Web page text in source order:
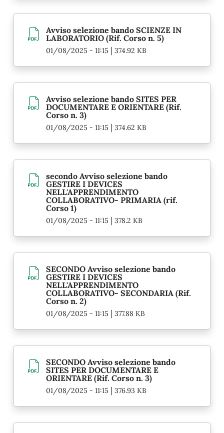
Avviso selezione bando SCIENZE IN
LABORATORIO (Rif. Corso n. 5)
01/08/2025 - 11:15 | 374.92 KB
Avviso selezione bando SITES PER
DOCUMENTARE E ORIENTARE (Rif.
Corso n. 3)
01/08/2025 - 11:15 | 374.62 KB
secondo Avviso selezione bando
GESTIRE I DEVICES
NELL'APPRENDIMENTO
COLLABORATIVO- PRIMARIA (rif.
Corso 1)
01/08/2025 - 11:15 | 378.2 KB
SECONDO Avviso selezione bando
GESTIRE I DEVICES
NELL'APPRENDIMENTO
COLLABORATIVO- SECONDARIA (Rif.
Corso n. 2)
01/08/2025 - 11:15 | 377.88 KB
SECONDO Avviso selezione bando
SITES PER DOCUMENTARE E
ORIENTARE (Rif. Corso n. 3)
01/08/2025 - 11:15 | 376.93 KB